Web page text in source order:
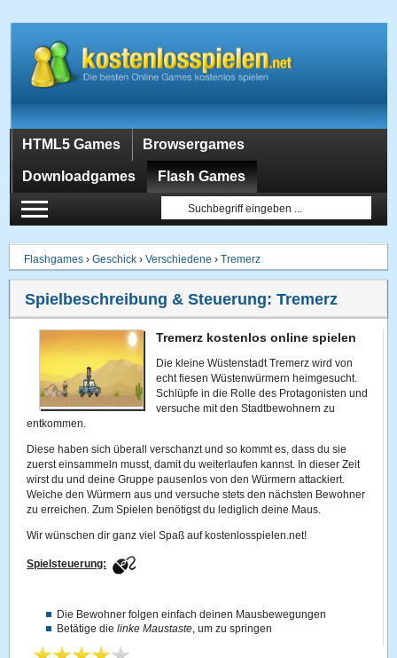
HTML5 Games Browsergames
Downloadgames Flash Games
Flashgames ›Geschick ›Verschiedene ›Tremerz
Spielbeschreibung & Steuerung:Tremerz
Tremerz kostenlos online spielen
Die kleine Wüstenstadt Tremerz wird von
echt fiesen Wüstenwürmern heimgesucht.
Schlüpfe in die Rolle des Protagonisten und
versuche mit den Stadtbewohnern zu
entkommen.
Diese haben sich überall verschanzt und so kommt es, dass du sie
zuerst einsammeln musst, damit du weiterlaufen kannst. In dieser Zeit
wirst du und deine Gruppe pausenlos von den Würmern attackiert.
Weiche den Würmern aus und versuche stets den nächsten Bewohner
zu erreichen. Zum Spielen benötigst du lediglich deine Maus.
Wir wünschen dir ganz viel Spaß auf kostenlosspielen.net!
Spielsteuerung:
Die Bewohner folgen einfach deinen Mausbewegungen
Betätige dielinke Maustaste, um zu springen